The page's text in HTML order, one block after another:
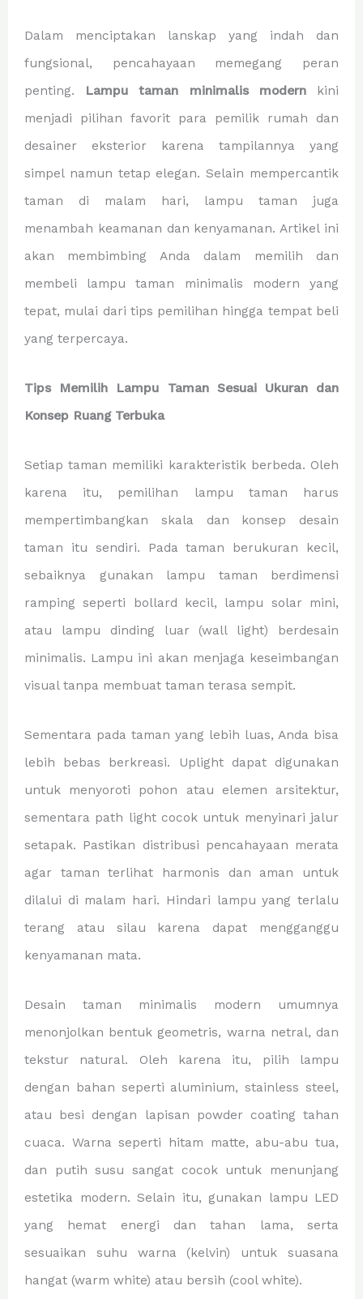
Dalam menciptakan lanskap yang indah dan
fungsional, pencahayaan memegang peran
penting. Lampu taman minimalis modernkini
menjadi pilihan favorit para pemilik rumah dan
desainer eksterior karena tampilannya yang
simpel namun tetap elegan. Selain mempercantik
taman di malam hari, lampu taman juga
menambah keamanan dan kenyamanan. Artikel ini
akan membimbing Anda dalam memilih dan
membeli lampu taman minimalis modern yang
tepat, mulai dari tips pemilihan hingga tempat beli
yang terpercaya.
Tips Memilih Lampu Taman Sesuai Ukuran dan
Konsep Ruang Terbuka
Setiap taman memiliki karakteristik berbeda. Oleh
karena itu, pemilihan lampu taman harus
mempertimbangkan skala dan konsep desain
taman itu sendiri. Pada taman berukuran kecil,
sebaiknya gunakan lampu taman berdimensi
ramping seperti bollard kecil, lampu solar mini,
atau lampu dinding luar (wall light) berdesain
minimalis. Lampu ini akan menjaga keseimbangan
visual tanpa membuat taman terasa sempit.
Sementara pada taman yang lebih luas, Anda bisa
lebih bebas berkreasi. Uplight dapat digunakan
untuk menyoroti pohon atau elemen arsitektur,
sementara path light cocok untuk menyinari jalur
setapak. Pastikan distribusi pencahayaan merata
agar taman terlihat harmonis dan aman untuk
dilalui di malam hari. Hindari lampu yang terlalu
terang atau silau karena dapat mengganggu
kenyamanan mata.
Desain taman minimalis modern umumnya
menonjolkan bentuk geometris, warna netral, dan
tekstur natural. Oleh karena itu, pilih lampu
dengan bahan seperti aluminium, stainless steel,
atau besi dengan lapisan powder coating tahan
cuaca. Warna seperti hitam matte, abu-abu tua,
dan putih susu sangat cocok untuk menunjang
estetika modern. Selain itu, gunakan lampu LED
yang hemat energi dan tahan lama, serta
sesuaikan suhu warna (kelvin) untuk suasana
hangat (warm white) atau bersih (cool white).